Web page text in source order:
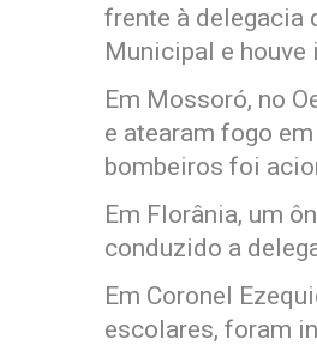
frente à delegacia
Municipal e houve
Em Mossoró, no
e atearam fogo
bombeiros foi
Em Florânia, um
conduzido a
Em Coronel
escolares, foram